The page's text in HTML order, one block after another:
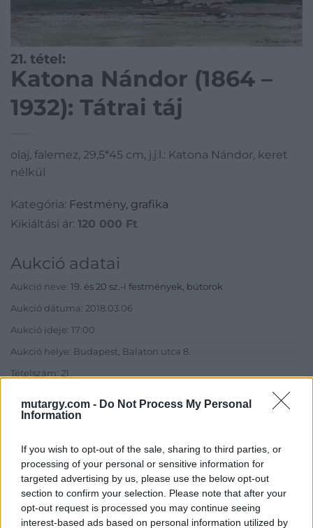
mutargy.com - Do Not Process My Personal
Information
If you wish to opt-out of the sale, sharing to third parties, or
processing of your personal or sensitive information for
targeted advertising by us, please use the below opt-out
section to confirm your selection. Please note that after your
opt-out request is processed you may continue seeing
interest-based ads based on personal information utilized by
21. tétel:
Katona Nándor (1864 –
1932): Tátrai táj
olaj, falemez, 29,5*45 cm, j.j.l.: Katona Nándor, keret
nélkül
Kategória: Festmény, grafika
Kikiáltási ár: 120 000 Ft
Aukció adatai
Aukció neve: 19. és 20 sz.-i festmények, bútorok
Aukció dátuma: 2018.03.06
Aukció ideje: 17:00
Aukció helye: Budapest, Balaton utca 8.
Tételszám: 21
Eladó adatai
Aukciósház
Cím: Müller Márta
Nagyházi Galéria és Aukciósház
Kft.
1055 Budapest, Balaton utca 8.